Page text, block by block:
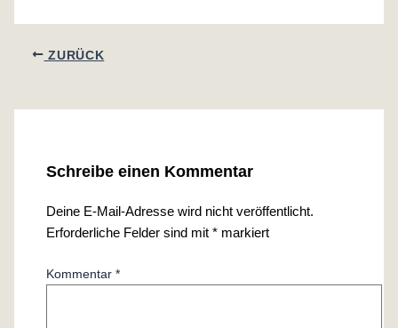
ZURÜCK
Schreibe einen Kommentar
Deine E-Mail-Adresse wird nicht veröffentlicht.
Erforderliche Felder sind mit* markiert
Kommentar*